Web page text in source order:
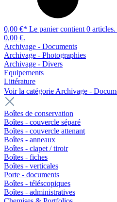
0,00 €* Le panier contient 0
0,00 €.
Archivage - Documents
Archivage - Photographies
Archivage - Divers
Equipements
Littérature
Voir la catégorie Archivage -
Boîtes de conservation
Boîtes - couvercle séparé
Boîtes - couvercle attenant
Boîtes - anneaux
Boîtes - clapet / tiroir
Boîtes - fiches
Boîtes - verticales
Porte - documents
Boîtes - téléscopiques
Boîtes - administratives